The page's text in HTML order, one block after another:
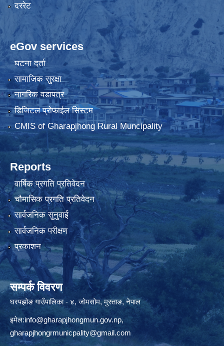
दररेट
eGov services
घटना दर्ता
सामाजिक सुरक्षा
नागरिक वडापत्र
डिजिटल प्रोफाईल सिस्टम
CMIS of Gharapjhong Rural Muncipality
Reports
वार्षिक प्रगति प्रतिवेदन
चौमासिक प्रगति प्रतिवेदन
सार्वजनिक सुनुवाई
सार्वजनिक परीक्षण
प्रकाशन
सम्पर्क विवरण
घरपझोङ गाउँपालिका - ४, जोमसोम, मुस्ताङ, नेपाल
इमेल:info@gharapjhongmun.gov.np,
gharapjhongrmunicpality@gmail.com